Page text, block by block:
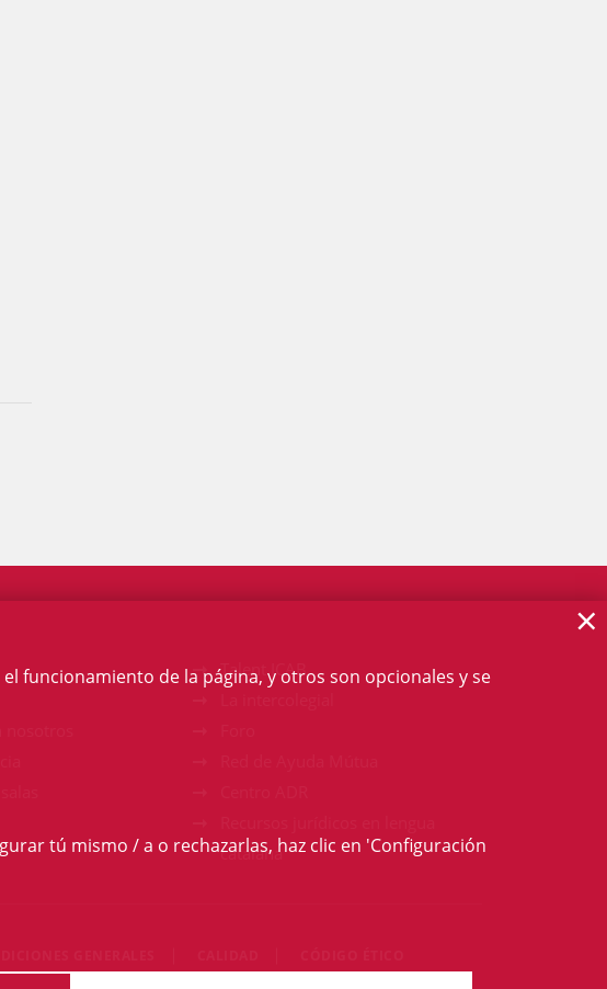
Talent ICAB
catalana
funcionamiento de la página, y otros son opcionales y se
tú mismo / a o rechazarlas, haz clic en 'Configuración
×